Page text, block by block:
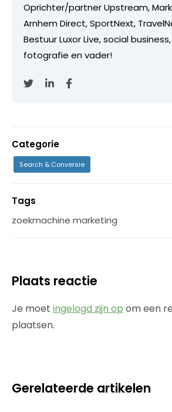
Oprichter/partner Upstream,
Arnhem Direct, SportNext,
Bestuur Luxor Live, social
fotografie en vader!
Categorie
Search & Conversie
Tags
zoekmachine marketing
Plaats reactie
Je moet ingelogd zijn op om een
plaatsen.
Gerelateerde artikelen